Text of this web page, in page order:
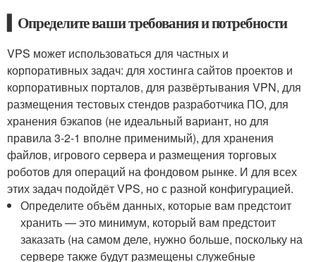
▍Определите ваши требования и потребности
VPS может использоваться для частных и
корпоративных задач: для хостинга сайтов проектов и
корпоративных порталов, для развёртывания VPN, для
размещения тестовых стендов разработчика ПО, для
хранения бэкапов (не идеальный вариант, но для
правила 3-2-1 вполне применимый), для хранения
файлов, игрового сервера и размещения торговых
роботов для операций на фондовом рынке. И для всех
этих задач подойдёт VPS, но с разной конфигурацией.
Определите объём данных, которые вам предстоит
хранить — это минимум, который вам предстоит
заказать (на самом деле, нужно больше, поскольку на
сервере также будут размещены служебные